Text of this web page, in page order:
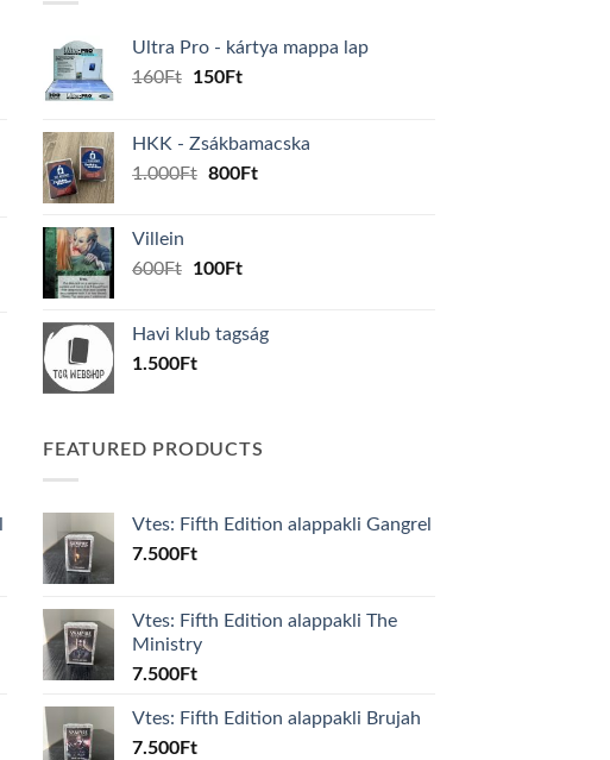
Ultra Pro - kártya mappa lap
160Ft
Original
160Ft.
150FtCurrent
150Ft.
HKK - Zsákbamacska
1.000Ft Original
800FtCurrent
Villein
600Ft
Original
600Ft.
100FtCurrent
100Ft.
Havi klub tagság
1.500Ft
FEATURED PRODUCTS
Vtes: Fifth Edition alappakli Gangrel
7.500Ft
Vtes: Fifth Edition alappakli The
Ministry
7.500Ft
Vtes: Fifth Edition alappakli Brujah
7.500Ft